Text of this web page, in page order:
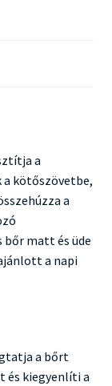
a
a kötőszövetbe,
a
matt és üde
a napi
a bőrt
és kiegyenlíti a